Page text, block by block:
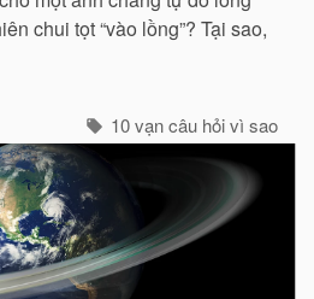
chui tọt “vào lồng”? Tại sao,
10 vạn câu hỏi vì sao